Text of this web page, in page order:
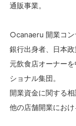
通販事業。
○canaeru 開業コン
銀行出身者、日本政
元飲食店オーナー
ショナル集団。
開業資金に関する
他の店舗開業におけ